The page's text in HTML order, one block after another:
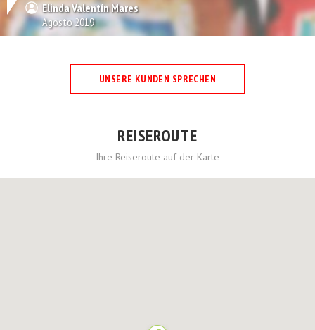
Elinda Valentín Mares
Agosto 2019
UNSERE KUNDEN SPRECHEN
REISEROUTE
Ihre Reiseroute auf der Karte